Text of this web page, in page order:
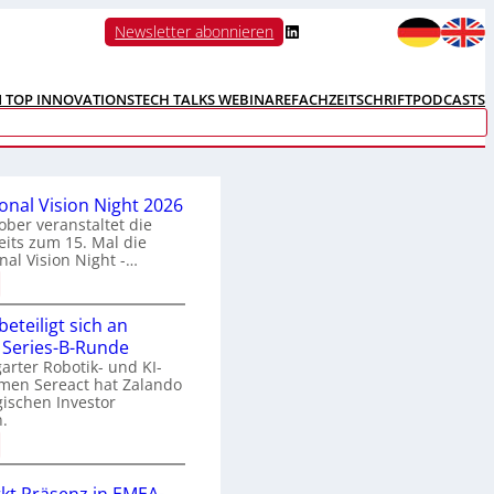
Newsletter abonnieren LinkedIn
TOP INNOVATIONSTECH TALKS WEBINAREFACHZEITSCHRIFTPODCASTS
Vision Night 2026
veranstaltet die
zum 15. Mal die
Vision Night -…
n
sich an
B-Runde
Robotik- und KI-
Sereact hat Zalando
Investor